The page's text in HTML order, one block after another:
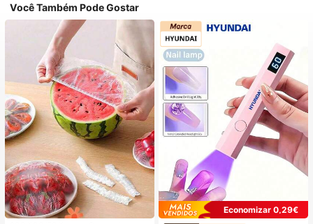
Você Também Pode Gostar
Economizar 0,29€